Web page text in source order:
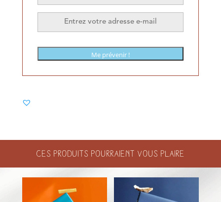
Me prévenir !
Ces produits pourraient vous plaire